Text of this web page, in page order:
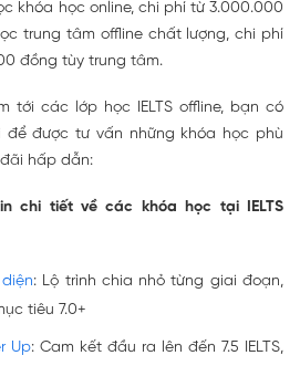
khóa học online, chi phí từ 3.000.000
trung tâm offline chất lượng, chi phí
đồng tùy trung tâm.
tới các lớp học IELTS offline, bạn có
để được tư vấn những khóa học phù
hấp dẫn:
chi tiết về các khóa học tại IELTS
: Lộ trình chia nhỏ từng giai đoạn,
tiêu 7.0+
Up: Cam kết đầu ra lên đến 7.5 IELTS,